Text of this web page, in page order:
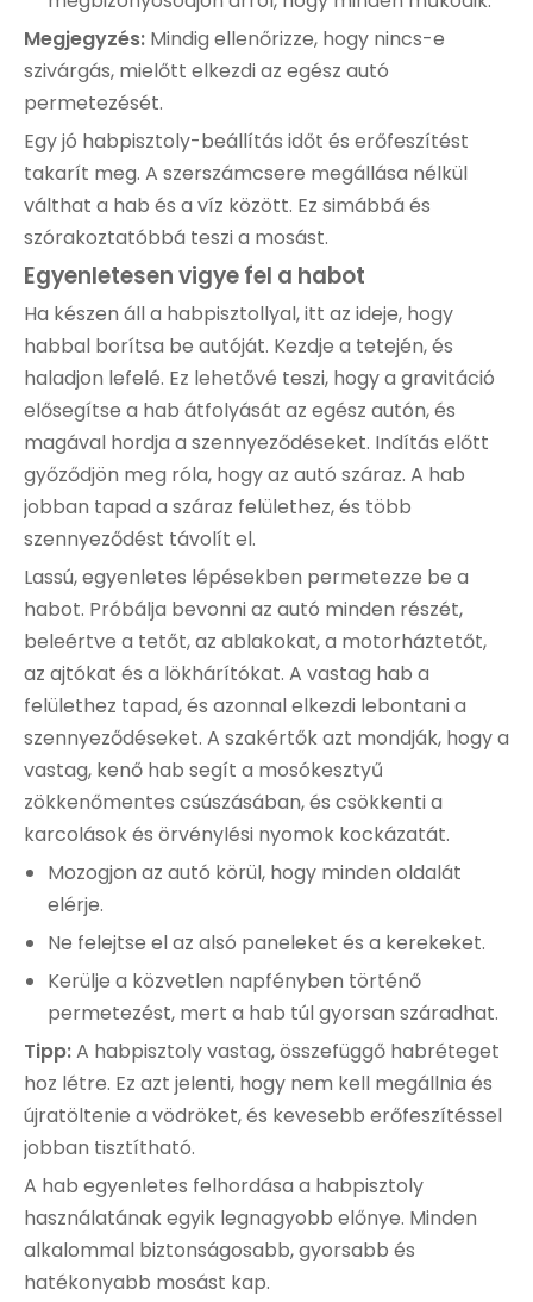
Megjegyzés: Mindig ellenőrizze, hogy nincs-e
szivárgás, mielőtt elkezdi az egész autó
permetezését.
Egy jó habpisztoly-beállítás időt és erőfeszítést
takarít meg. A szerszámcsere megállása nélkül
válthat a hab és a víz között. Ez simábbá és
szórakoztatóbbá teszi a mosást.
Egyenletesen vigye fel a habot
Ha készen áll a habpisztollyal, itt az ideje, hogy
habbal borítsa be autóját. Kezdje a tetején, és
haladjon lefelé. Ez lehetővé teszi, hogy a gravitáció
elősegítse a hab átfolyását az egész autón, és
magával hordja a szennyeződéseket. Indítás előtt
győződjön meg róla, hogy az autó száraz. A hab
jobban tapad a száraz felülethez, és több
szennyeződést távolít el.
Lassú, egyenletes lépésekben permetezze be a
habot. Próbálja bevonni az autó minden részét,
beleértve a tetőt, az ablakokat, a motorháztetőt,
az ajtókat és a lökhárítókat. A vastag hab a
felülethez tapad, és azonnal elkezdi lebontani a
szennyeződéseket. A szakértők azt mondják, hogy a
vastag, kenő hab segít a mosókesztyű
zökkenőmentes csúszásában, és csökkenti a
karcolások és örvénylési nyomok kockázatát.
Mozogjon az autó körül, hogy minden oldalát
elérje.
Ne felejtse el az alsó paneleket és a kerekeket.
Kerülje a közvetlen napfényben történő
permetezést, mert a hab túl gyorsan száradhat.
Tipp:A habpisztoly vastag, összefüggő habréteget
hoz létre. Ez azt jelenti, hogy nem kell megállnia és
újratöltenie a vödröket, és kevesebb erőfeszítéssel
jobban tisztítható.
A hab egyenletes felhordása a habpisztoly
használatának egyik legnagyobb előnye. Minden
alkalommal biztonságosabb, gyorsabb és
hatékonyabb mosást kap.